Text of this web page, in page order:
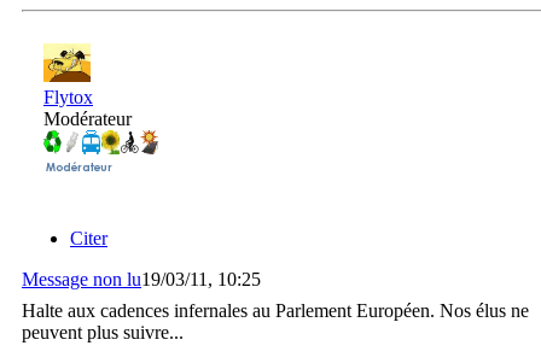
Flytox
Modérateur
Citer
Message non lu19/03/11, 10:25
Halte aux cadences infernales au Parlement Européen. Nos élus ne
peuvent plus suivre...